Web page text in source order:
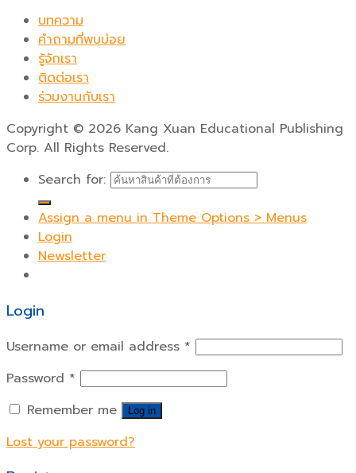
บทความ
คำถามที่พบบ่อย
รู้จักเรา
ติดต่อเรา
ร่วมงานกับเรา
Copyright © 2026 Kang Xuan Educational Publishing
Corp. All Rights Reserved.
Search for:
Assign a menu in Theme Options > Menus
Login
Newsletter
Login
Username or email address *
Password *
Remember me
Log in
Lost your password?